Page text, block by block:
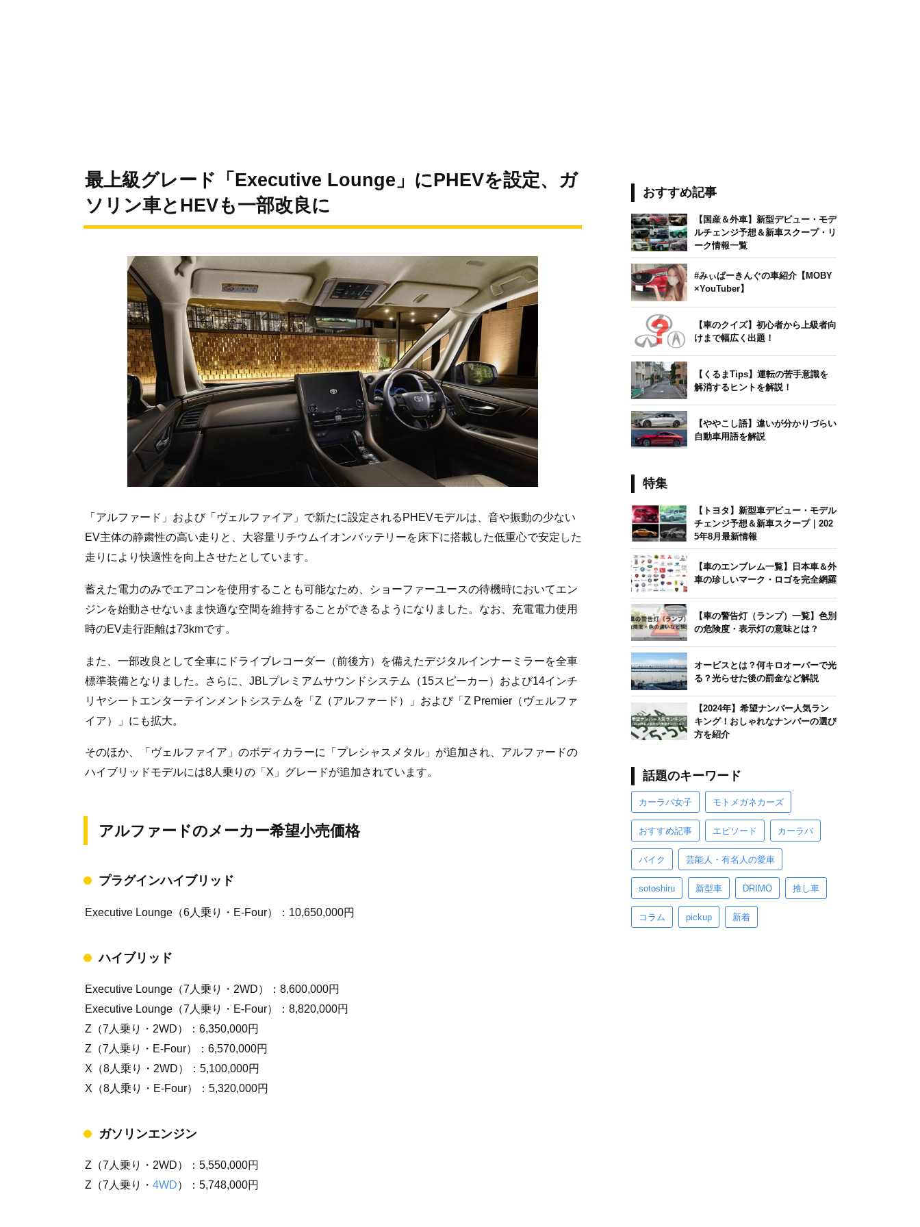
最上級グレード「Executive Lounge」にPHEVを設定、ガ
ソリン車とHEVも一部改良に
「アルファード」および「ヴェルファイア」で新たに設定されるPHEVモデルは、音や振動の少ない
EV主体の静粛性の高い走りと、大容量リチウムイオンバッテリーを床下に搭載した低重心で安定した
走りにより快適性を向上させたとしています。
蓄えた電力のみでエアコンを使用することも可能なため、ショーファーユースの待機時においてエン
ジンを始動させないまま快適な空間を維持することができるようになりました。なお、充電電力使用
時のEV走行距離は73kmです。
また、一部改良として全車にドライブレコーダー（前後方）を備えたデジタルインナーミラーを全車
標準装備となりました。さらに、JBLプレミアムサウンドシステム（15スピーカー）および14インチ
リヤシートエンターテインメントシステムを「Z（アルファード）」および「Z Premier（ヴェルファ
イア）」にも拡大。
そのほか、「ヴェルファイア」のボディカラーに「プレシャスメタル」が追加され、アルファードの
ハイブリッドモデルには8人乗りの「X」グレードが追加されています。
アルファードのメーカー希望小売価格
プラグインハイブリッド
Executive Lounge（6人乗り・E-Four）：10,650,000円
ハイブリッド
Executive Lounge（7人乗り・2WD）：8,600,000円
Executive Lounge（7人乗り・E-Four）：8,820,000円
Z（7人乗り・2WD）：6,350,000円
Z（7人乗り・E-Four）：6,570,000円
X（8人乗り・2WD）：5,100,000円
X（8人乗り・E-Four）：5,320,000円
ガソリンエンジン
Z（7人乗り・2WD）：5,550,000円
Z（7人乗り・ 4WD）：5,748,000円
おすすめ記事
【国産＆外車】新型デビュー・モデ
ルチェンジ予想＆新車スクープ・リ
ーク情報一覧
#みぃぱーきんぐの車紹介【MOBY
×YouTuber】
【車のクイズ】初心者から上級者向
けまで幅広く出題！
【くるまTips】運転の苦手意識を
解消するヒントを解説！
【ややこし語】違いが分かりづらい
自動車用語を解説
特集
【トヨタ】新型車デビュー・モデル
チェンジ予想＆新車スクープ｜202
5年8月最新情報
【車のエンブレム一覧】日本車＆外
車の珍しいマーク・ロゴを完全網羅
【車の警告灯（ランプ）一覧】色別
の危険度・表示灯の意味とは？
オービスとは？何キロオーバーで光
る？光らせた後の罰金など解説
【2024年】希望ナンバー人気ラン
キング！おしゃれなナンバーの選び
方を紹介
話題のキーワード
カーラバ女子 モトメガネカーズ
おすすめ記事 エピソード カーラバ
バイク 芸能人・有名人の愛車
sotoshiru 新型車 DRIMO 推し車
コラム pickup 新着